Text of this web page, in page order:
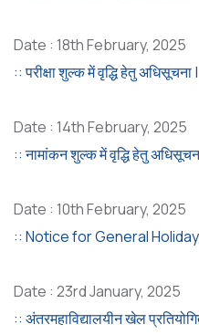
Date : 18th February, 2025
:: परीक्षा शुल्क में वृद्धि हेतु अधिसूचना |
Date : 14th February, 2025
:: नामांकन शुल्क में वृद्धि हेतु
Date : 10th February, 2025
:: Notice for General
Date : 23rd January, 2025
:: अंतरमहाविद्यालयीन खेल